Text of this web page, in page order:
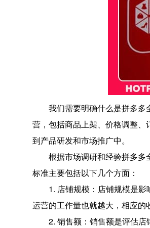
我们需要明确什么是拼多多
营，包括商品上架、价格调整
到产品研发和市场推广中。
根据市场调研和经验拼多多
标准主要包括以下几个方面：
1. 店铺规模：店铺规模是影
运营的工作量也就越大，相应的
2. 销售额：销售额是评估店